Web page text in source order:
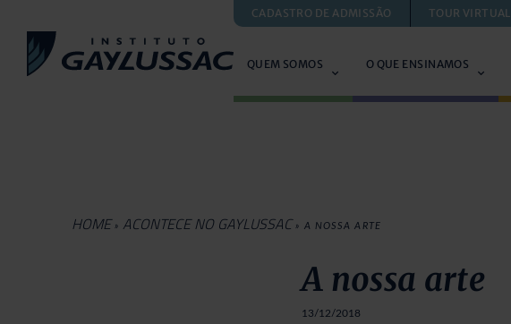
CADASTRO DE ADMISSÃO TOUR VIRTUAL
QUEM SOMOS O QUE ENSINAMOS
HOME » ACONTECE NO GAYLUSSAC » A NOSSA ARTE
A nossa arte
13/12/2018